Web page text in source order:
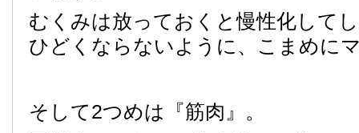
むくみは放っておくと慢性化して
ひどくならないように、こまめに
そして2つめは『筋肉』。